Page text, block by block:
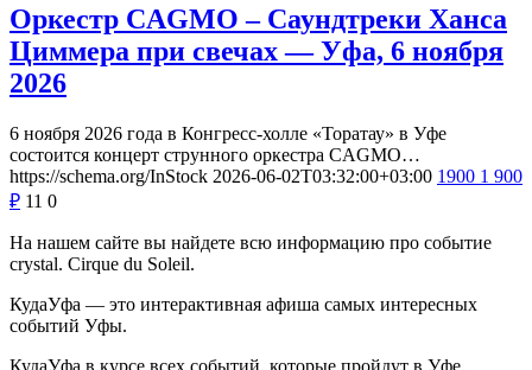
Оркестр CAGMO – Саундтреки Ханса
Циммера при свечах — Уфа, 6 ноября
2026
6 ноября 2026 года в Конгресс-холле «Торатау» в Уфе
состоится концерт струнного оркестра CAGMO…
https://schema.org/InStock 2026-06-02T03:32:00+03:00 1900 1 900
₽ 11 0
На нашем сайте вы найдете всю информацию про событие
crystal. Cirque du Soleil.
КудаУфа — это интерактивная афиша самых интересных
событий Уфы.
КудаУфа в курсе всех событий, которые пройдут в Уфе.